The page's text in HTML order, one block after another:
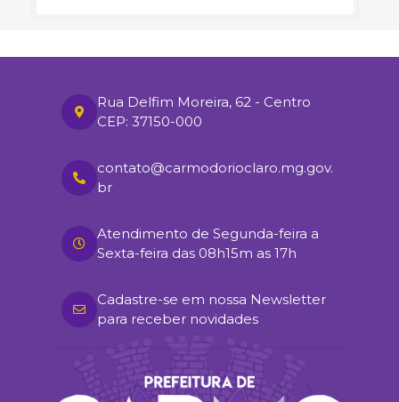
Rua Delfim Moreira, 62 - Centro
CEP: 37150-000
contato@carmodorioclaro.mg.gov.
br
Atendimento de Segunda-feira a
Sexta-feira das 08h15m as 17h
Cadastre-se em nossa Newsletter
para receber novidades